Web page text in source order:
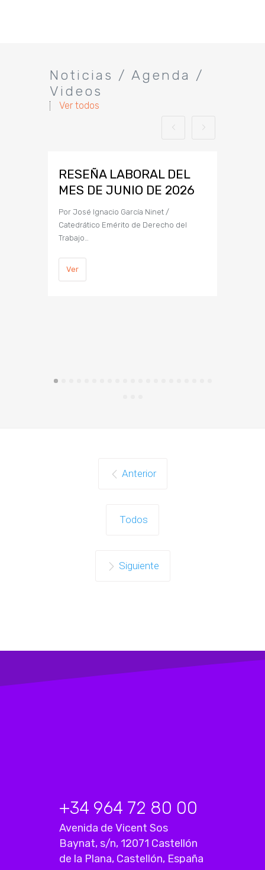
Noticias / Agenda /
Videos
Ver todos
RESEÑA LABORAL DEL
MES DE JUNIO DE 2026
Por José Ignacio García Ninet /
Catedrático Emérito de Derecho del
Trabajo…
Ver
Anterior
Todos
Siguiente
+34 964 72 80 00
Avenida de Vicent Sos
Baynat, s/n, 12071 Castellón
de la Plana, Castellón, España